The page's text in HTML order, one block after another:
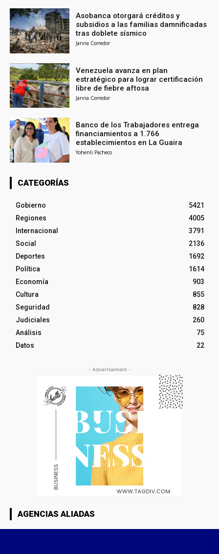
Asobanca otorgará créditos y
subsidios a las familias damnificadas
tras doblete sísmico
Janna Corredor
Venezuela avanza en plan
estratégico para lograr certificación
libre de fiebre aftosa
Janna Corredor
Banco de los Trabajadores entrega
financiamientos a 1.766
establecimientos en La Guaira
Yohenli Pacheco
CATEGORÍAS
Gobierno
5421
Regiones
4005
Internacional
3791
Social
2136
Deportes
1692
Política
1614
Economía
903
Cultura
855
Seguridad
828
Judiciales
260
Análisis
75
Datos
22
- Advertisement -
AGENCIAS ALIADAS